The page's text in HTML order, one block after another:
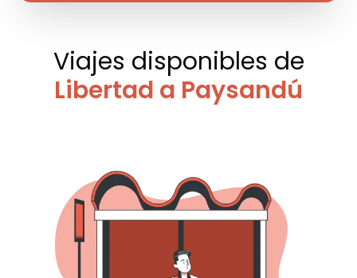
Viajes disponibles de
Libertad a Paysandú